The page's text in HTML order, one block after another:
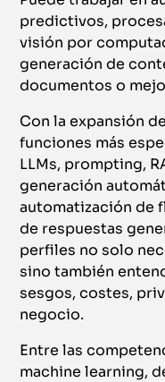
predictivos,
visión por
generación de
documentos o
Con la expansión
funciones más
LLMs, prompting,
generación
automatización de
de respuestas
perfiles no solo
sino también
sesgos, costes,
negocio.
Entre las
machine learning,